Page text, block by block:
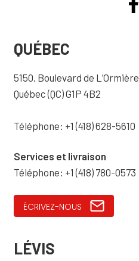
QUÉBEC
5150, Boulevard de L’Ormière
Québec (QC) G1P 4B2
Téléphone: +1 (418) 628-5610
Services et livraison
Téléphone: +1 (418) 780-0573
ÉCRIVEZ-NOUS
LÉVIS